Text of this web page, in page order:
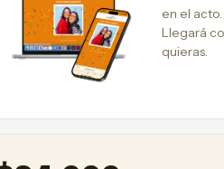
en el acto.
Llegará
quieras.